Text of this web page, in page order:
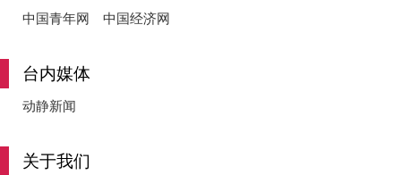
中国青年网
中国经济网
台内媒体
动静新闻
关于我们